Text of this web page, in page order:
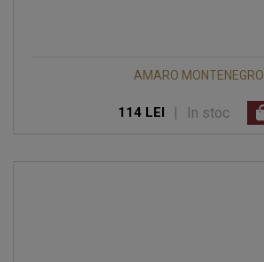
AMARO MONTENEGRO
114 LEI | In stoc